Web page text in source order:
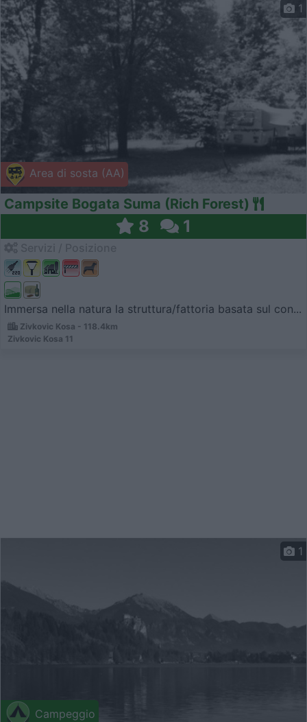
Area di sosta (AA)
1
Campsite Bogata Suma (Rich Forest)
8 1
Immersa nella natura la struttura/fattoria basata sul con...
Zivkovic Kosa - 118.4km
Zivkovic Kosa 11
Campeggio
1